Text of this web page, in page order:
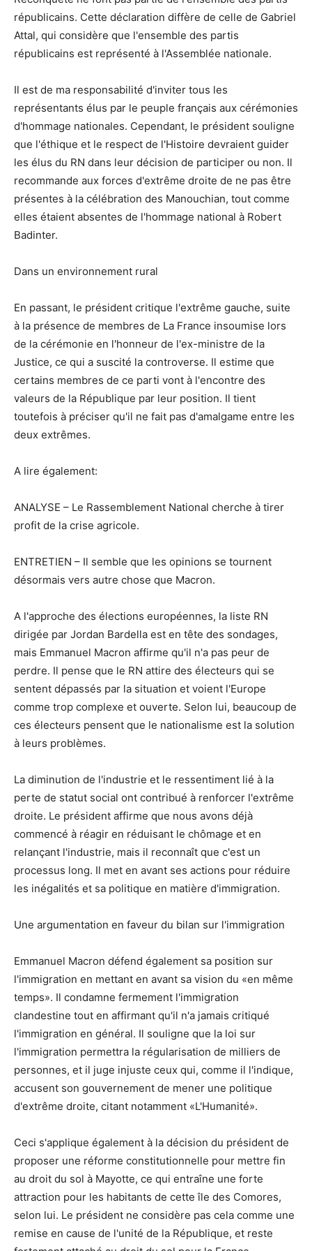
républicains. Cette déclaration diffère de celle de Gabriel
Attal, qui considère que l'ensemble des partis
républicains est représenté à l'Assemblée nationale.
Il est de ma responsabilité d'inviter tous les
représentants élus par le peuple français aux cérémonies
d'hommage nationales. Cependant, le président souligne
que l'éthique et le respect de l'Histoire devraient guider
les élus du RN dans leur décision de participer ou non. Il
recommande aux forces d'extrême droite de ne pas être
présentes à la célébration des Manouchian, tout comme
elles étaient absentes de l'hommage national à Robert
Badinter.
Dans un environnement rural
En passant, le président critique l'extrême gauche, suite
à la présence de membres de La France insoumise lors
de la cérémonie en l'honneur de l'ex-ministre de la
Justice, ce qui a suscité la controverse. Il estime que
certains membres de ce parti vont à l'encontre des
valeurs de la République par leur position. Il tient
toutefois à préciser qu'il ne fait pas d'amalgame entre les
deux extrêmes.
A lire également:
ANALYSE – Le Rassemblement National cherche à tirer
profit de la crise agricole.
ENTRETIEN – Il semble que les opinions se tournent
désormais vers autre chose que Macron.
A l'approche des élections européennes, la liste RN
dirigée par Jordan Bardella est en tête des sondages,
mais Emmanuel Macron affirme qu'il n'a pas peur de
perdre. Il pense que le RN attire des électeurs qui se
sentent dépassés par la situation et voient l'Europe
comme trop complexe et ouverte. Selon lui, beaucoup de
ces électeurs pensent que le nationalisme est la solution
à leurs problèmes.
La diminution de l'industrie et le ressentiment lié à la
perte de statut social ont contribué à renforcer l'extrême
droite. Le président affirme que nous avons déjà
commencé à réagir en réduisant le chômage et en
relançant l'industrie, mais il reconnaît que c'est un
processus long. Il met en avant ses actions pour réduire
les inégalités et sa politique en matière d'immigration.
Une argumentation en faveur du bilan sur l'immigration
Emmanuel Macron défend également sa position sur
l'immigration en mettant en avant sa vision du «en même
temps». Il condamne fermement l'immigration
clandestine tout en affirmant qu'il n'a jamais critiqué
l'immigration en général. Il souligne que la loi sur
l'immigration permettra la régularisation de milliers de
personnes, et il juge injuste ceux qui, comme il l'indique,
accusent son gouvernement de mener une politique
d'extrême droite, citant notamment «L'Humanité».
Ceci s'applique également à la décision du président de
proposer une réforme constitutionnelle pour mettre fin
au droit du sol à Mayotte, ce qui entraîne une forte
attraction pour les habitants de cette île des Comores,
selon lui. Le président ne considère pas cela comme une
remise en cause de l'unité de la République, et reste